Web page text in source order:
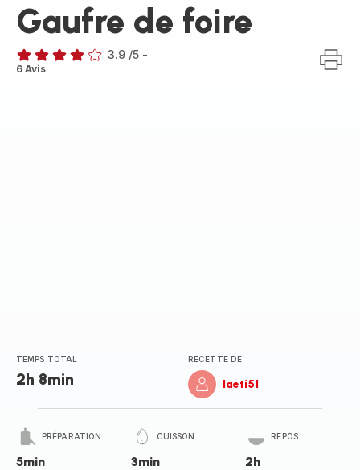
Gaufre de foire
ratings.3.9
3.9 /5 -
6 Avis
TEMPS TOTAL
2h 8min
RECETTE DE
laeti51
PRÉPARATION
5min
CUISSON
3min
REPOS
2h